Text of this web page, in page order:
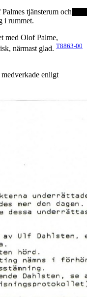
tjänsterum och
i rummet.
med Olof Palme,
närmast glad. T8863-00
enligt